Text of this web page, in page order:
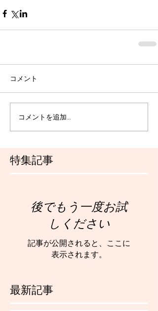
特集記事
最新記事
コメント
コメントを追加…
後でもう一度お試
しください
記事が公開されると、ここに
表示されます。